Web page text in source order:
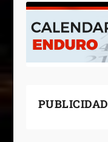
PUBLICIDAD